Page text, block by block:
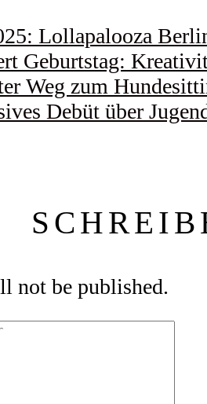
Lollapalooza
Geburtstag:
Weg zum
Debüt über
not be published.